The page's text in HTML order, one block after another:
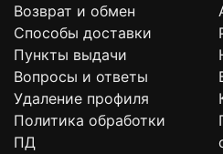
Возврат и обмен
Способы доставки
Пункты выдачи
Вопросы и ответы
Удаление профиля
Политика обработки
ПД